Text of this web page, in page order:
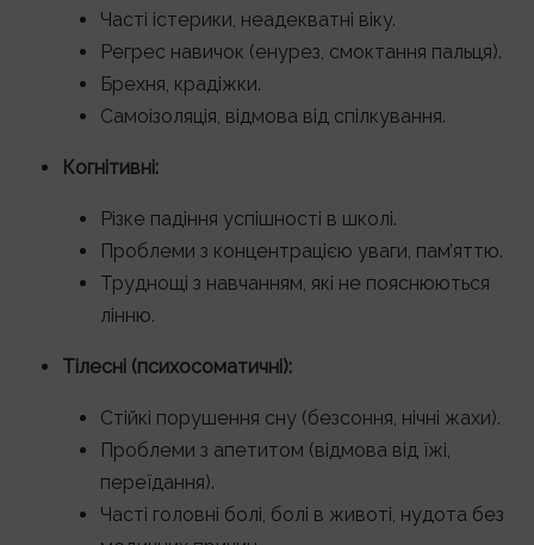
Часті істерики, неадекватні віку.
Регрес навичок (енурез, смоктання пальця).
Брехня, крадіжки.
Самоізоляція, відмова від спілкування.
Когнітивні:
Різке падіння успішності в школі.
Проблеми з концентрацією уваги, пам’яттю.
Труднощі з навчанням, які не пояснюються
лінню.
Тілесні (психосоматичні):
Стійкі порушення сну (безсоння, нічні жахи).
Проблеми з апетитом (відмова від їжі,
переїдання).
Часті головні болі, болі в животі, нудота без